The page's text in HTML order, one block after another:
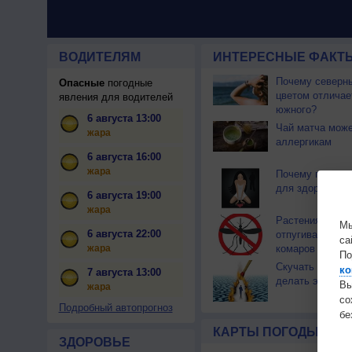
ВОДИТЕЛЯМ
Опасныепогодные
явления для водителей
6 августа 13:00
жара
6 августа 16:00
жара
6 августа 19:00
жара
6 августа 22:00
жара
7 августа 13:00
жара
Подробный автопрогноз
ЗДОРОВЬЕ
ИНТЕРЕСНЫЕ
Почему
цветом
южного?
Чай матча
аллергикам
Почему
для здоровья?
Растения,
отпугивают мух
комаров
Скучать
делать это
КАРТЫ ПОГОДЫ